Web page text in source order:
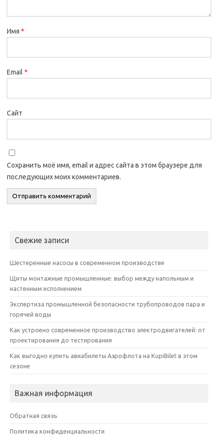
Имя *
Email *
Сайт
Сохранить моё имя, email и адрес сайта в этом браузере для
последующих моих комментариев.
Свежие записи
Шестеренные насосы в современном производстве
Щиты монтажные промышленные: выбор между напольным и
настенным исполнением
Экспертиза промышленной безопасности трубопроводов пара и
горячей воды
Как устроено современное производство электродвигателей: от
проектирования до тестирования
Как выгодно купить авиабилеты Аэрофлота на KupiBilet в этом
сезоне
Важная информация
Обратная связь
Политика конфиденциальности